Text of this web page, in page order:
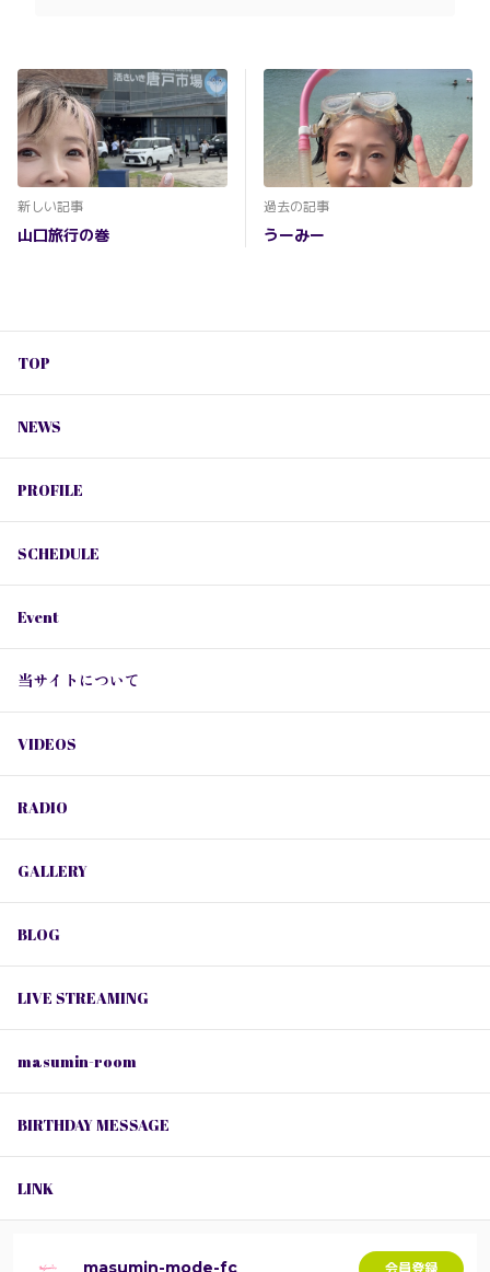
新しい記事
山口旅行の巻
過去の記事
うーみー
TOP
NEWS
PROFILE
SCHEDULE
Event
当サイトについて
VIDEOS
RADIO
GALLERY
BLOG
LIVE STREAMING
masumin-room
BIRTHDAY MESSAGE
LINK
会員登録